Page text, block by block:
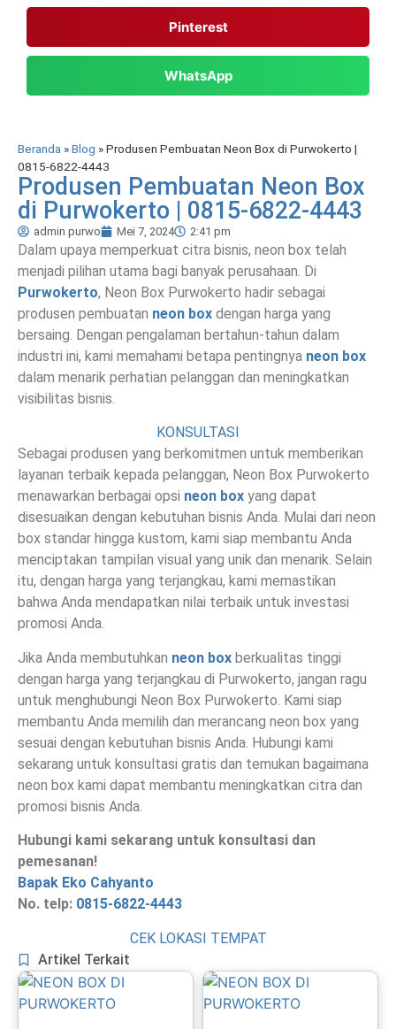
Pinterest
WhatsApp
Beranda »Blog »Produsen Pembuatan Neon Box di Purwokerto |
0815-6822-4443
Produsen Pembuatan Neon Box
di Purwokerto | 0815-6822-4443
admin purwo Mei 7, 2024 2:41 pm
Dalam upaya memperkuat citra bisnis, neon box telah
menjadi pilihan utama bagi banyak perusahaan. Di
Purwokerto, Neon Box Purwokerto hadir sebagai
produsen pembuatan neon box dengan harga yang
bersaing. Dengan pengalaman bertahun-tahun dalam
industri ini, kami memahami betapa pentingnya neon box
dalam menarik perhatian pelanggan dan meningkatkan
visibilitas bisnis.
KONSULTASI
Sebagai produsen yang berkomitmen untuk memberikan
layanan terbaik kepada pelanggan, Neon Box Purwokerto
menawarkan berbagai opsi neon box yang dapat
disesuaikan dengan kebutuhan bisnis Anda. Mulai dari neon
box standar hingga kustom, kami siap membantu Anda
menciptakan tampilan visual yang unik dan menarik. Selain
itu, dengan harga yang terjangkau, kami memastikan
bahwa Anda mendapatkan nilai terbaik untuk investasi
promosi Anda.
Jika Anda membutuhkan neon box berkualitas tinggi
dengan harga yang terjangkau di Purwokerto, jangan ragu
untuk menghubungi Neon Box Purwokerto. Kami siap
membantu Anda memilih dan merancang neon box yang
sesuai dengan kebutuhan bisnis Anda. Hubungi kami
sekarang untuk konsultasi gratis dan temukan bagaimana
neon box kami dapat membantu meningkatkan citra dan
promosi bisnis Anda.
Hubungi kami sekarang untuk konsultasi dan
pemesanan!
Bapak Eko Cahyanto
No. telp: 0815-6822-4443
CEK LOKASI TEMPAT
Artikel Terkait